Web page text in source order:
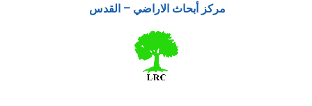
مركز أبحاث الاراضي – القدس